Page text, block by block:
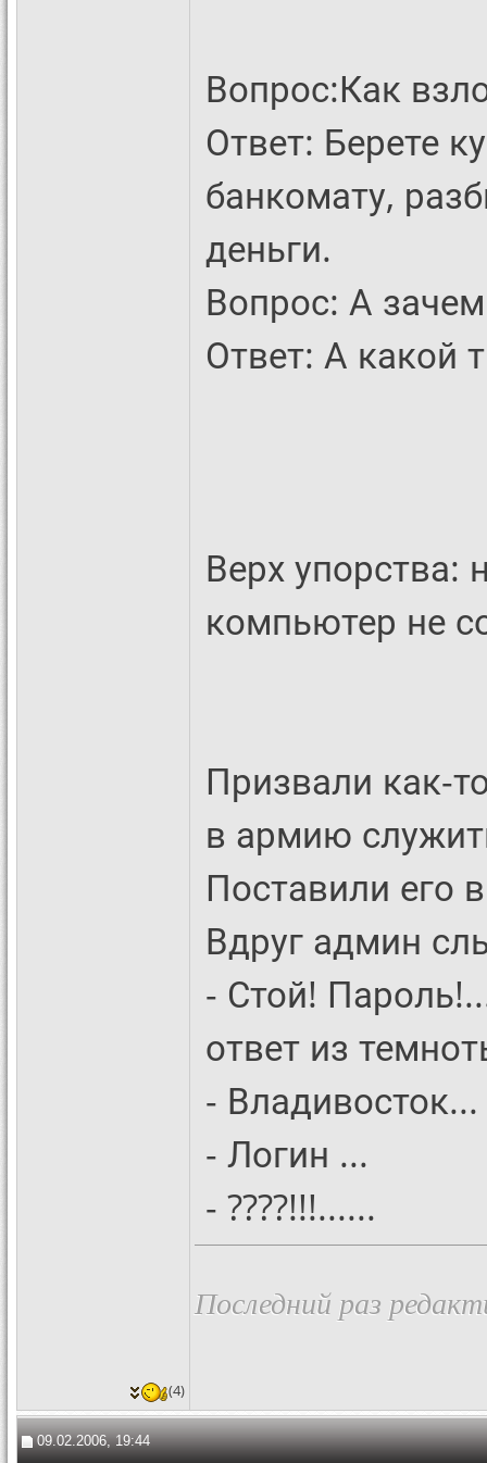
Вопрос:Как
Ответ: Берете
банкомату,
деньги.
Вопрос: А
Ответ: А какой
Верх упорства:
компьютер не
Призвали как-
в армию
Поставили его
Вдруг админ
- Стой!
ответ из
- Владивосток...
- Логин ...
- ????!!!......
Последний раз
(4)
09.02.2006, 19:44